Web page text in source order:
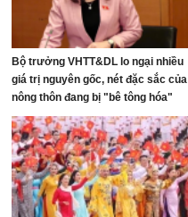
Bộ trưởng VHTT&DL lo ngại nhiều
giá trị nguyên gốc, nét đặc sắc của
nông thôn đang bị "bê tông hóa"